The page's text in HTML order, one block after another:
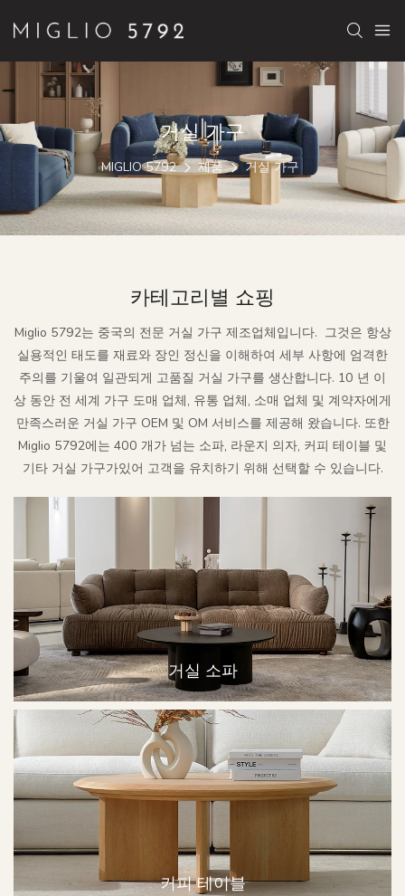
거실 가구
MIGLIO 5792 제품 거실 가구
카테고리별 쇼핑
Miglio 5792는 중국의 전문 거실 가구 제조업체입니다. 그것은 항상
실용적인 태도를 재료와 장인 정신을 이해하여 세부 사항에 엄격한
주의를 기울여 일관되게 고품질 거실 가구를 생산합니다. 10 년 이
상 동안 전 세계 가구 도매 업체, 유통 업체, 소매 업체 및 계약자에게
만족스러운 거실 가구 OEM 및 OM 서비스를 제공해 왔습니다. 또한
Miglio 5792에는 400 개가 넘는 소파, 라운지 의자, 커피 테이블 및
기타 거실 가구가있어 고객을 유치하기 위해 선택할 수 있습니다.
거실 소파
커피 테이블